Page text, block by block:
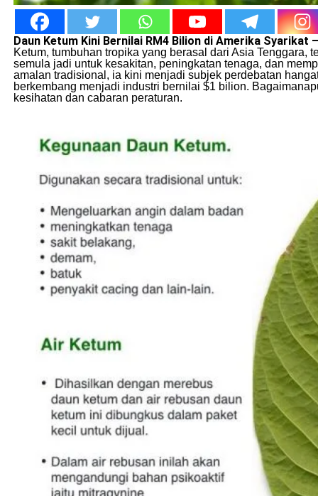
Daun Ketum Kini Bernilai RM4 Bilion di Amerika Syarikat
Ketum, tumbuhan tropika yang berasal dari Asia
semula jadi untuk kesakitan, peningkatan tenaga, dan
amalan tradisional, ia kini menjadi subjek perdebatan
berkembang menjadi industri bernilai $1 bilion.
kesihatan dan cabaran peraturan.